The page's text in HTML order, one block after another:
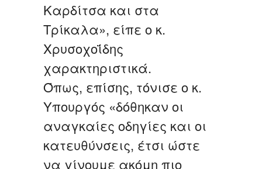
Καρδίτσα και στα
Τρίκαλα», είπε ο κ.
Χρυσοχοΐδης
χαρακτηριστικά.
Όπως, επίσης, τόνισε ο κ.
Υπουργός «δόθηκαν οι
αναγκαίες οδηγίες και οι
κατευθύνσεις, έτσι ώστε
να γίνουμε ακόμη πιο